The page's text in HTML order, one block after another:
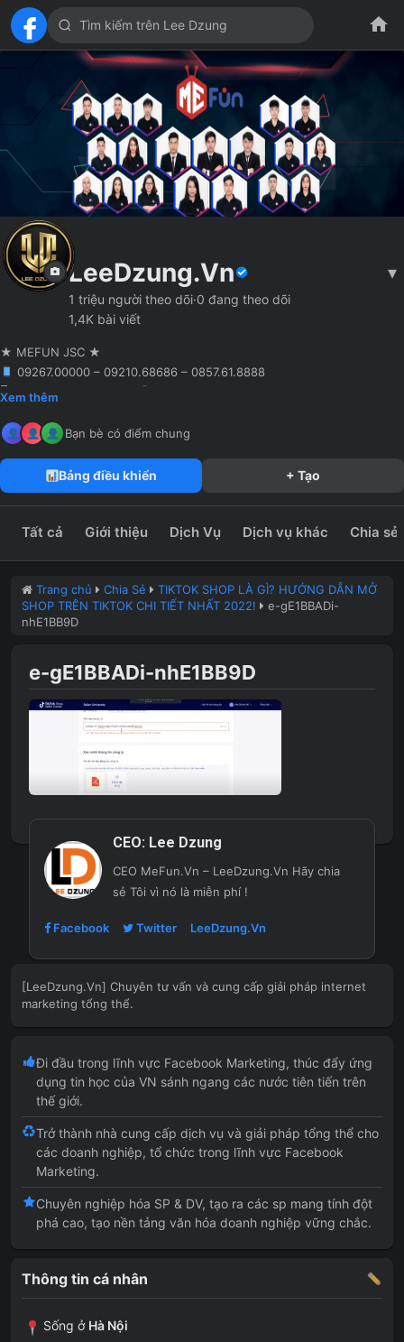
LeeDzung.Vn ▾
1 triệu người theo dõi·0 đang theo dõi
1,4K bài viết
★ MEFUN JSC ★
09267.00000 – 09210.68686 – 0857.61.8888
🖥 Agency truyền thông
leedzung.vn
Xem thêm
Bạn bè có điểm chung
Bảng điều khiển + Tạo
Tất cả Giới thiệu Dịch Vụ Dịch vụ khác Chia sẻ
Trang chủ Chia Sẻ
TIKTOK SHOP LÀ GÌ? HƯỚNG DẪN MỞ
SHOP TRÊN TIKTOK CHI TIẾT NHẤT 2022!
e-gE1BBADi-
nhE1BB9D
e-gE1BBADi-nhE1BB9D
CEO: Lee Dzung
CEO MeFun.Vn – LeeDzung.Vn Hãy chia
sẻ Tôi vì nó là miễn phí !
Facebook Twitter LeeDzung.Vn
[LeeDzung.Vn] Chuyên tư vấn và cung cấp giải pháp internet
marketing tổng thể.
Đi đầu trong lĩnh vực Facebook Marketing, thúc đẩy ứng
dụng tin học của VN sánh ngang các nước tiên tiến trên
thế giới.
Trở thành nhà cung cấp dịch vụ và giải pháp tổng thể cho
các doanh nghiệp, tổ chức trong lĩnh vực Facebook
Marketing.
Chuyên nghiệp hóa SP & DV, tạo ra các sp mang tính đột
phá cao, tạo nền tảng văn hóa doanh nghiệp vững chắc.
Thông tin cá nhân
Sống ở Hà Nội